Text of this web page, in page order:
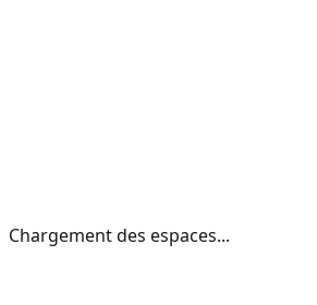
Chargement des espaces...